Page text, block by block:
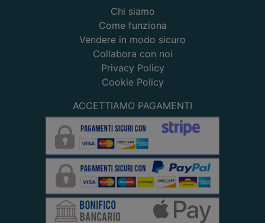
Chi siamo
Come funziona
Vendere in modo sicuro
Collabora con noi
Privacy Policy
Cookie Policy
ACCETTIAMO PAGAMENTI